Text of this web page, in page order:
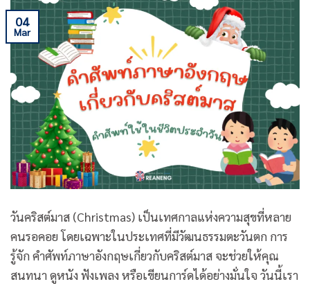
04
Mar
วันคริสต์มาส (Christmas) เป็นเทศกาลแห่งความสุขที่หลาย
คนรอคอย โดยเฉพาะในประเทศที่มีวัฒนธรรมตะวันตก การ
รู้จัก คําศัพท์ภาษาอังกฤษเกี่ยวกับคริสต์มาส จะช่วยให้คุณ
สนทนา ดูหนัง ฟังเพลง หรือเขียนการ์ดได้อย่างมั่นใจ วันนี้เรา